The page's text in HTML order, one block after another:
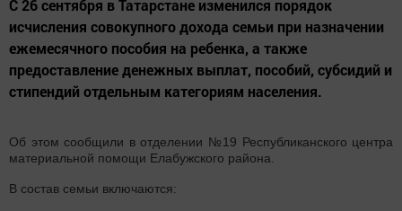
С 26 сентября в Татарстане изменился порядок
исчисления совокупного дохода семьи при назначении
ежемесячного пособия на ребенка, а также
предоставление денежных выплат, пособий, субсидий и
стипендий отдельным категориям населения.
Об этом сообщили в отделении №19 Республиканского центра
материальной помощи Елабужского района.
В состав семьи включаются: